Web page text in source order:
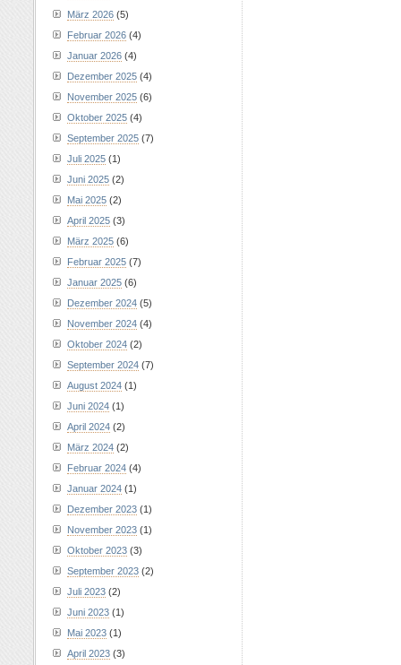
März 2026 (5)
Februar 2026 (4)
Januar 2026 (4)
Dezember 2025 (4)
November 2025 (6)
Oktober 2025 (4)
September 2025 (7)
Juli 2025 (1)
Juni 2025 (2)
Mai 2025 (2)
April 2025 (3)
März 2025 (6)
Februar 2025 (7)
Januar 2025 (6)
Dezember 2024 (5)
November 2024 (4)
Oktober 2024 (2)
September 2024 (7)
August 2024 (1)
Juni 2024 (1)
April 2024 (2)
März 2024 (2)
Februar 2024 (4)
Januar 2024 (1)
Dezember 2023 (1)
November 2023 (1)
Oktober 2023 (3)
September 2023 (2)
Juli 2023 (2)
Juni 2023 (1)
Mai 2023 (1)
April 2023 (3)